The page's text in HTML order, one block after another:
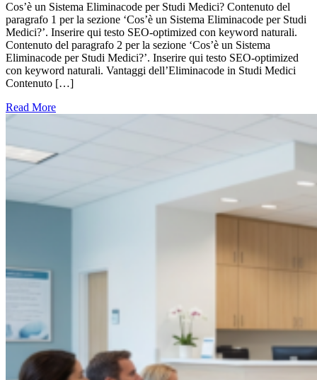
Cos’è un Sistema Eliminacode per Studi Medici? Contenuto del
paragrafo 1 per la sezione ‘Cos’è un Sistema Eliminacode per Studi
Medici?’. Inserire qui testo SEO-optimized con keyword naturali.
Contenuto del paragrafo 2 per la sezione ‘Cos’è un Sistema
Eliminacode per Studi Medici?’. Inserire qui testo SEO-optimized
con keyword naturali. Vantaggi dell’Eliminacode in Studi Medici
Contenuto […]
Read More